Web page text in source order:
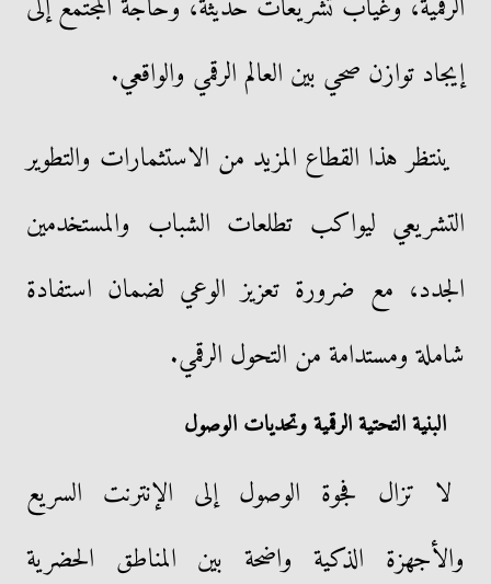
الرقمية، وغياب تشريعات حديثة، وحاجة المجتمع إلى
إيجاد توازن صحي بين العالم الرقمي والواقعي.
ينتظر هذا القطاع المزيد من الاستثمارات والتطوير
التشريعي ليواكب تطلعات الشباب والمستخدمين
الجدد، مع ضرورة تعزيز الوعي لضمان استفادة
شاملة ومستدامة من التحول الرقمي.
البنية التحتية الرقمية وتحديات الوصول
لا تزال فجوة الوصول إلى الإنترنت السريع
والأجهزة الذكية واضحة بين المناطق الحضرية